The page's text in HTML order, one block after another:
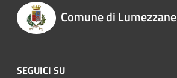
Comune di Lumezzane
SEGUICI SU